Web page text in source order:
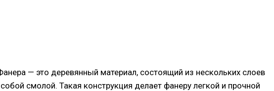
— это деревянный материал, состоящий из нескольких слоев
смолой. Такая конструкция делает фанеру легкой и прочной